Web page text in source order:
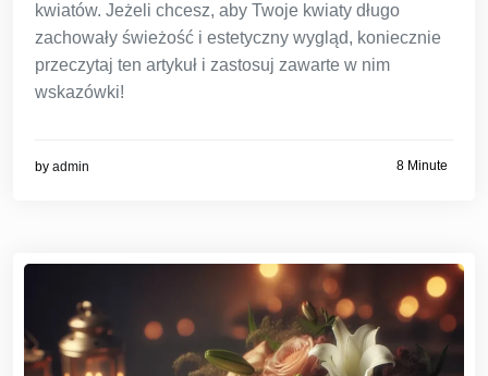
kwiatów. Jeżeli chcesz, aby Twoje kwiaty długo
zachowały świeżość i estetyczny wygląd, koniecznie
przeczytaj ten artykuł i zastosuj zawarte w nim
wskazówki!
by admin 8 Minute